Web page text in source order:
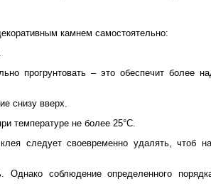
камнем самостоятельно:
прогрунтовать – это обеспечит более
снизу вверх.
температуре не более 25°С.
следует своевременно удалять, чтоб
соблюдение определенного